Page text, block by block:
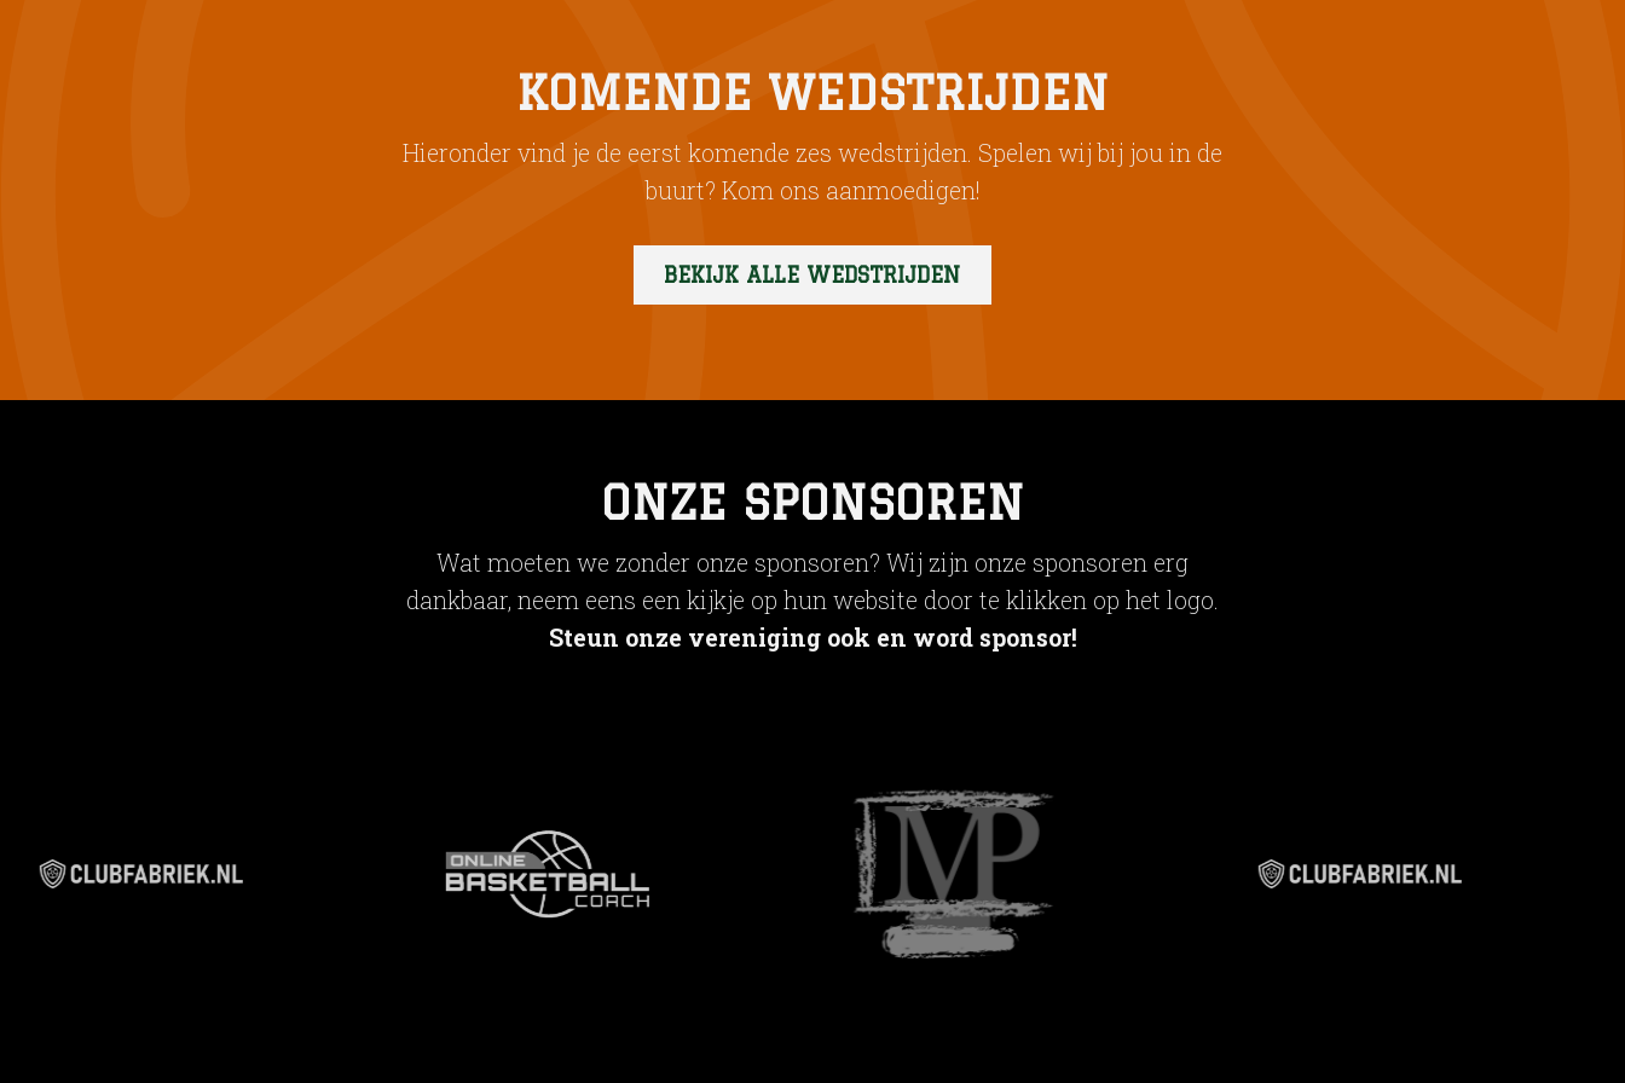
KOMENDE WEDSTRIJDEN
Hieronder vind je de eerst komende zes wedstrijden. Spelen wij bij jou in de
buurt? Kom ons aanmoedigen!
BEKIJK ALLE WEDSTRIJDEN
ONZE SPONSOREN
Wat moeten we zonder onze sponsoren? Wij zijn onze sponsoren erg
dankbaar, neem eens een kijkje op hun website door te klikken op het logo.
Steun onze vereniging ook en word sponsor!